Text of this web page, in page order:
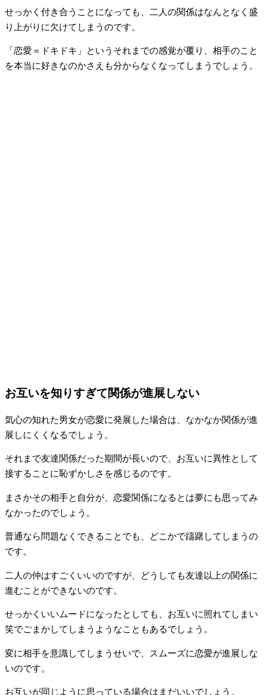
せっかく付き合うことになっても、二人の関係はなんとなく盛
り上がりに欠けてしまうのです。
「恋愛＝ドキドキ」というそれまでの感覚が覆り、相手のこと
を本当に好きなのかさえも分からなくなってしまうでしょう。
お互いを知りすぎて関係が進展しない
気心の知れた男女が恋愛に発展した場合は、なかなか関係が進
展しにくくなるでしょう。
それまで友達関係だった期間が長いので、お互いに異性として
接することに恥ずかしさを感じるのです。
まさかその相手と自分が、恋愛関係になるとは夢にも思ってみ
なかったのでしょう。
普通なら問題なくできることでも、どこかで躊躇してしまうの
です。
二人の仲はすごくいいのですが、どうしても友達以上の関係に
進むことができないのです。
せっかくいいムードになったとしても、お互いに照れてしまい
笑でごまかしてしまうようなこともあるでしょう。
変に相手を意識してしまうせいで、スムーズに恋愛が進展しな
いのです。
お互いが同じように思っている場合はまだいいでしょう。